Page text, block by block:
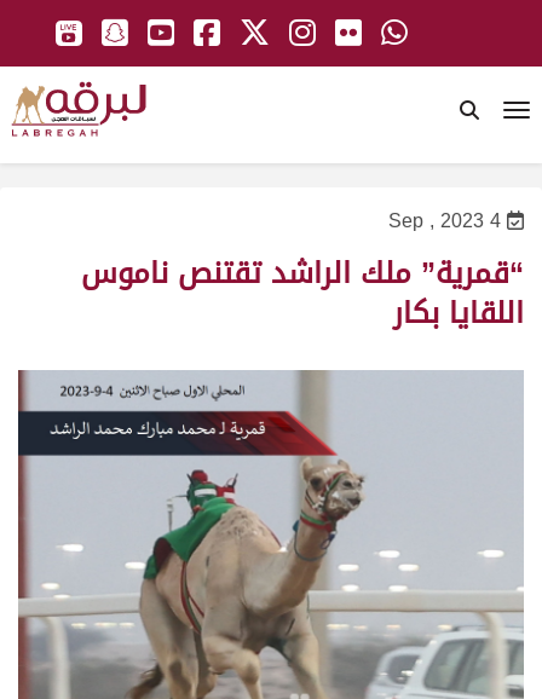
4 Sep , 2023
“قمرية” ملك الراشد تقتنص ناموس
اللقايا بكار